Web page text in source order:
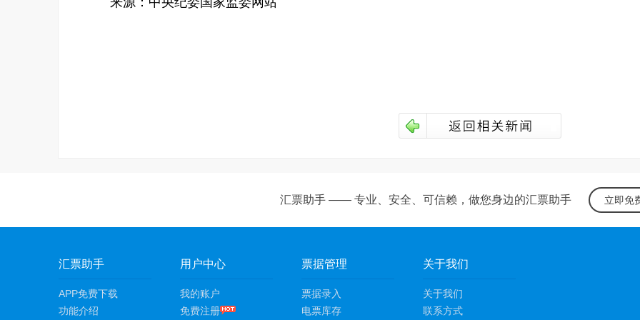
汇票助手 —— 专业、安全、可信赖，做您身边的汇票助手 立即免
汇票助手
APP免费下载
功能介绍
用户中心
我的账户
免费注册
票据管理
票据录入
电票库存
关于我们
关于我们
联系方式